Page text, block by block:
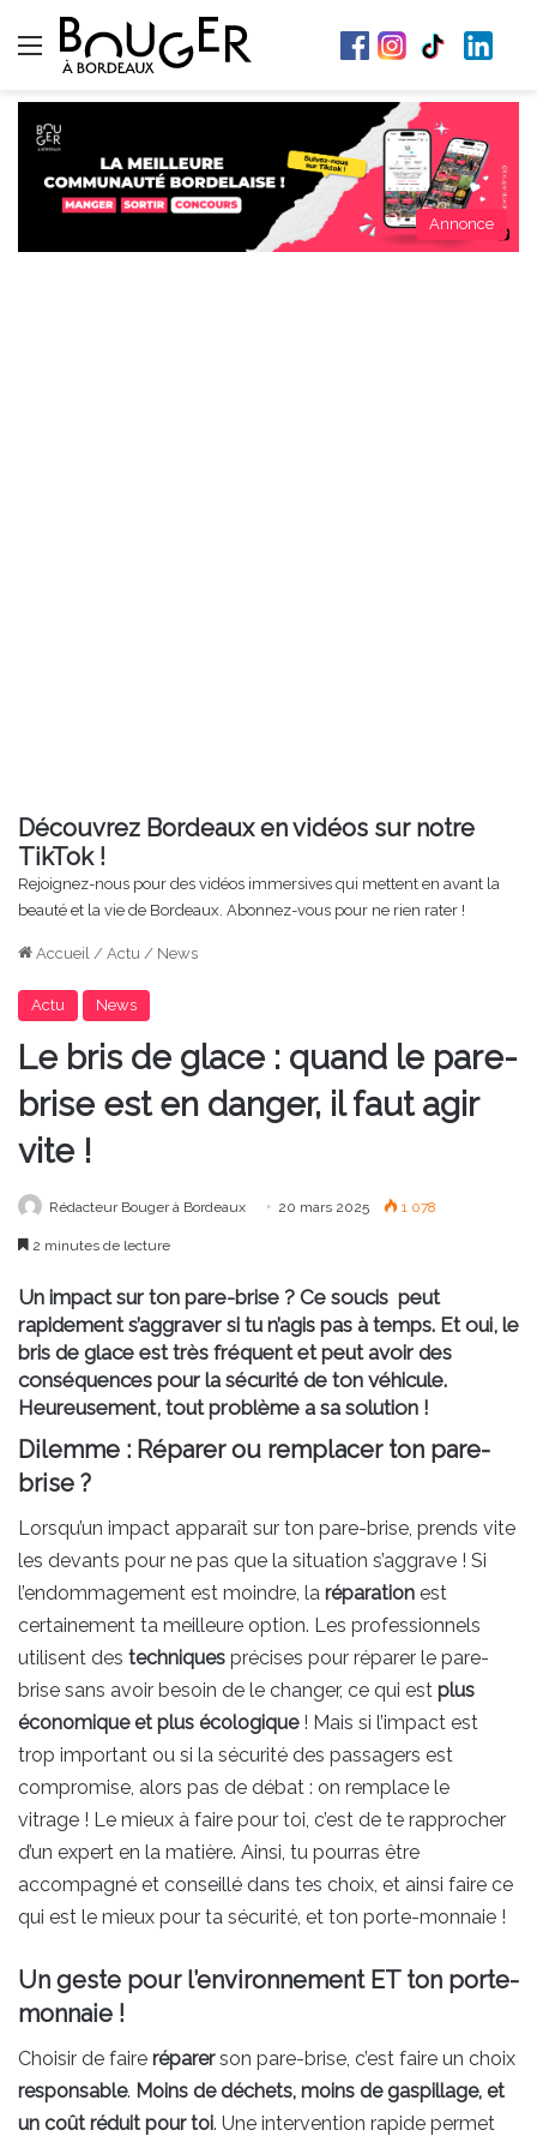
Menu
Annonce
Découvrez Bordeaux en vidéos sur notre
TikTok !
Rejoignez-nous pour des vidéos immersives qui mettent en avant la
beauté et la vie de Bordeaux. Abonnez-vous pour ne rien rater !
Accueil / Actu / News
Actu News
Le bris de glace : quand le pare-
brise est en danger, il faut agir
vite !
Rédacteur Bouger à Bordeaux 20 mars 2025 1 078
2 minutes de lecture
Un impact sur ton pare-brise ? Ce soucis peut
rapidement s’aggraver si tu n’agis pas à temps. Et oui, le
bris de glace est très fréquent et peut avoir des
conséquences pour la sécurité de ton véhicule.
Heureusement, tout problème a sa solution !
Dilemme : Réparer ou remplacer ton pare-
brise ?
Lorsqu’un impact apparaît sur ton pare-brise, prends vite
les devants pour ne pas que la situation s’aggrave ! Si
l’endommagement est moindre, la réparation est
certainement ta meilleure option. Les professionnels
utilisent des techniques précises pour réparer le pare-
brise sans avoir besoin de le changer, ce qui est plus
économique et plus écologique! Mais si l’impact est
trop important ou si la sécurité des passagers est
compromise, alors pas de débat : on remplace le
vitrage ! Le mieux à faire pour toi, c’est de te rapprocher
d’un expert en la matière. Ainsi, tu pourras être
accompagné et conseillé dans tes choix, et ainsi faire ce
qui est le mieux pour ta sécurité, et ton porte-monnaie !
Un geste pour l’environnement ET ton porte-
monnaie !
Choisir de faire réparerson pare-brise, c’est faire un choix
responsable. Moins de déchets, moins de gaspillage, et
un coût réduit pour toi. Une intervention rapide permet